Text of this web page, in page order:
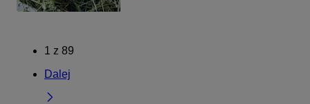
1 z 89
Dalej